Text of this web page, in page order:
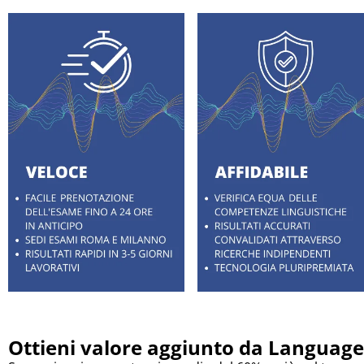
Ottieni valore aggiunto da